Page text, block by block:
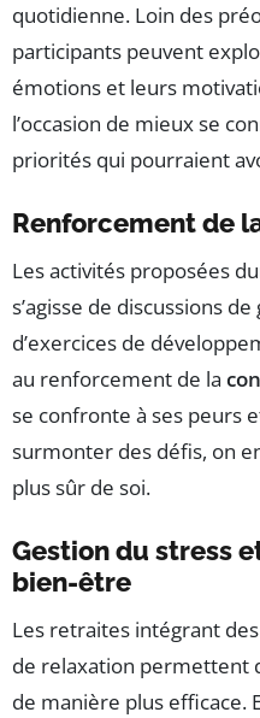
quotidienne. Loin des
participants peuvent
émotions et leurs
l’occasion de mieux se
priorités qui pourraient
Renforcement de
Les activités proposées
s’agisse de discussions
d’exercices de
au renforcement de la
se confronte à ses peurs
surmonter des défis, on
plus sûr de soi.
Gestion du stress
bien-être
Les retraites intégrant
de relaxation permettent
de manière plus efficace.